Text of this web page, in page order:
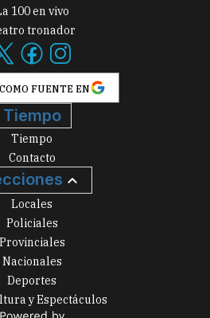
100 en vivo
tronador
FUENTE EN
Tiempo
Tiempo
Contacto
Locales
Policiales
Provinciales
Nacionales
Deportes
y Espectáculos